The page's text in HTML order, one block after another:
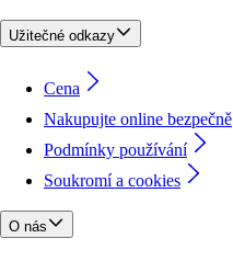
Užitečné odkazy
Cena
Nakupujte online bezpečně
Podmínky používání
Soukromí a cookies
O nás